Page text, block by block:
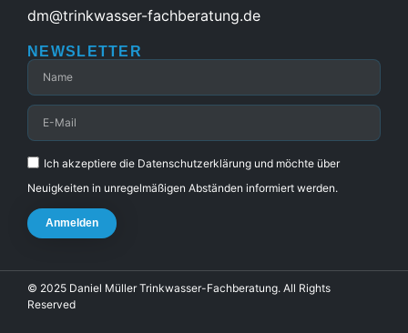
dm@trinkwasser-fachberatung.de
NEWSLETTER
Ich akzeptiere die Datenschutzerklärung und möchte über
Neuigkeiten in unregelmäßigen Abständen informiert werden.
Anmelden
© 2025 Daniel Müller Trinkwasser-Fachberatung. All Rights
Reserved